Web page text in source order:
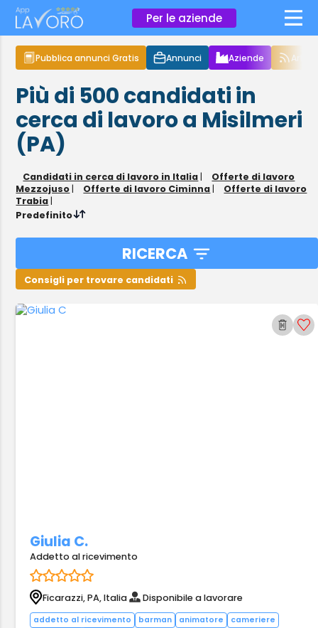
Per le aziende ×
Pubblica annunci Gratis Annunci Aziende
Più di 500candidati in
cerca di lavoroa Misilmeri
(PA)
Candidati in cerca di lavoro in Italia |
Offerte di lavoro
Mezzojuso | Offerte di lavoro Ciminna |
Offerte di lavoro
Trabia |
Predefinito
RICERCA
Consigli per trovare candidati
Giulia C.
Addetto al ricevimento
Ficarazzi, PA, Italia Disponibile a lavorare
addetto al ricevimento barman animatore
cameriere